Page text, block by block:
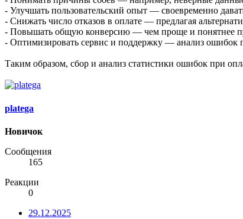
- Улучшать пользовательский опыт — своевременно
- Снижать число отказов в оплате — предлагая
- Повышать общую конверсию — чем проще и понятнее
- Оптимизировать сервис и поддержку — анализ ошибок
Таким образом, сбор и анализ статистики ошибок при
platega
Новичок
Сообщения
165
Реакции
0
29.12.2025